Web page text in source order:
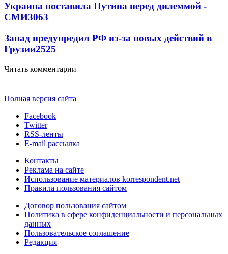
Украина поставила Путина перед дилеммой -
СМИ3063
Запад предупредил РФ из-за новых действий в
Грузии2525
Читать комментарии
Полная версия сайта
Facebook
Twitter
RSS-ленты
E-mail рассылка
Контакты
Реклама на сайте
Использование материалов korrespondent.net
Правила пользования сайтом
Договор пользования сайтом
Политика в сфере конфиденциальности и персональных
данных
Пользовательское соглашение
Редакция